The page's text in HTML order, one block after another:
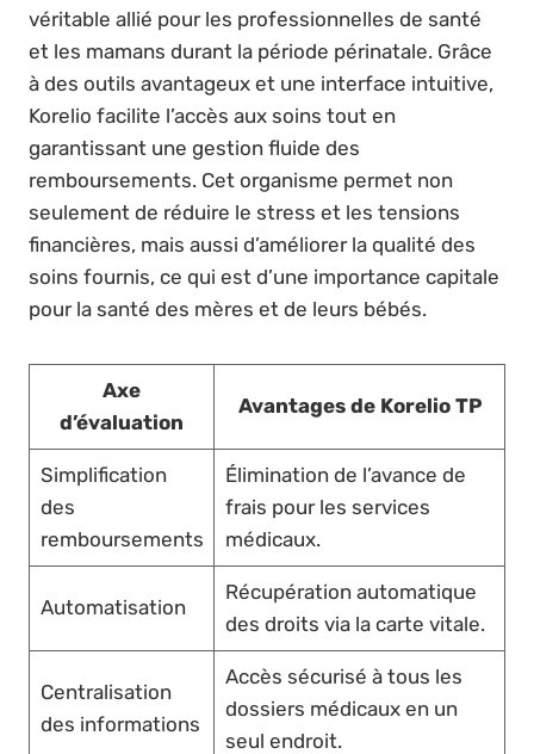
véritable allié pour les professionnelles de santé
et les mamans durant la période périnatale. Grâce
à des outils avantageux et une interface intuitive,
Korelio facilite l’accès aux soins tout en
garantissant une gestion fluide des
remboursements. Cet organisme permet non
seulement de réduire le stress et les tensions
financières, mais aussi d’améliorer la qualité des
soins fournis, ce qui est d’une importance capitale
pour la santé des mères et de leurs bébés.
Axe
d’évaluation
Avantages de Korelio TP
Simplification
des
remboursements
Élimination de l’avance de
frais pour les services
médicaux.
Automatisation
Récupération automatique
des droits via la carte vitale.
Centralisation
des informations
Accès sécurisé à tous les
dossiers médicaux en un
seul endroit.